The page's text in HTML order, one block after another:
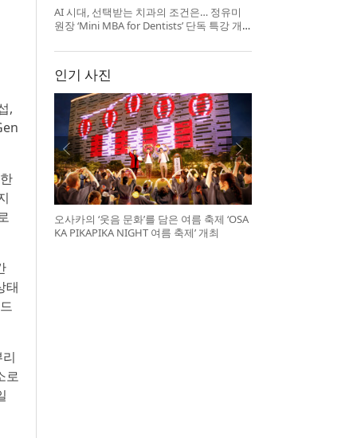
,
태
로
AI 시대, 선택받는 치과의 조건은… 정유미
원장 ‘Mini MBA for Dentists’ 단독 특강 개
인기 사진
오사카의 ‘웃음 문화’를 담은 여름 축제 ‘OSA
KA PIKAPIKA NIGHT 여름 축제’ 개최